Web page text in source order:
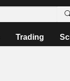
Trading